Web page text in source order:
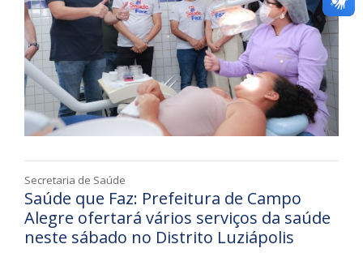
Secretaria de Saúde
Saúde que Faz: Prefeitura de Campo
Alegre ofertará vários serviços da saúde
neste sábado no Distrito Luziápolis